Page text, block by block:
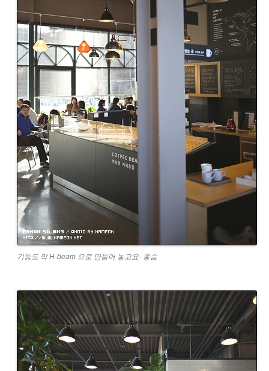
기둥도 막 H-beam 으로 만들어 놓고요- 좋슴